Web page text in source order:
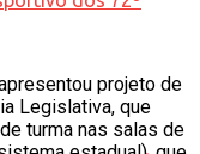
projeto de
Legislativa, que
turma nas salas de